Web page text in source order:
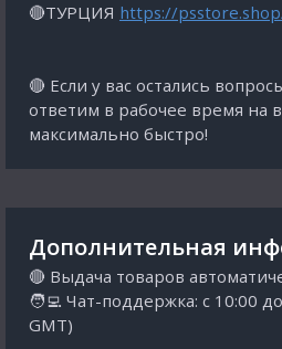
🔴ТУРЦИЯ https://
🔴 Если у вас остались
ответим в рабочее время на
максимально быстро!
Дополнительная
🔴 Выдача товаров
🧑‍💻 Чат-поддержка: с 10:00
GMT)